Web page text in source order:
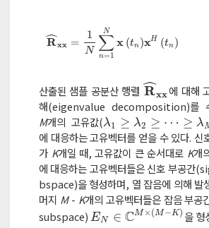
R
ˆxx =
1
N ∑
n=1
N
x (tn )xH (tn )
R^ xx=1N∑n=1NxtnxHtn
산출된 샘플 공분산 행렬 R
ˆxx
R^xx 에 대해
해(eigenvalue decomposition)를
M개의 고유값(λ1 ≥ λ2 ≥ ⋯ ≥ λ
λ1 ≥λ 2≥ ≥λ M
에 대응하는 고유벡터를 얻을 수 있다. 신
가 K개일 때, 고유값이 큰 순서대로 K개
에 대응하는 고유벡터들은 신호 부공간
bspace)을 형성하며, 열 잡음에 의해 발
머지 M- K개의 고유벡터들은 잡음 부
subspace) EN ∈ CM×(M−K)
EN∈C M×M-K
을 형